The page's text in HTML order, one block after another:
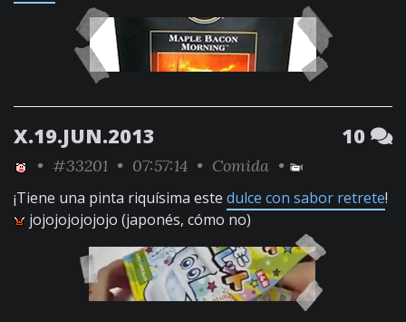
X.19.JUN.2013 10
• #33201 • 07:57:14 • Comida •
¡Tiene una pinta riquísima este dulce con sabor retrete!
jojojojojojojo (japonés, cómo no)